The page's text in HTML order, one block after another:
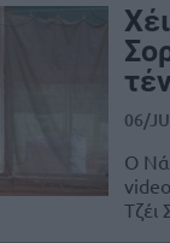
06/
Ο
Τζέι